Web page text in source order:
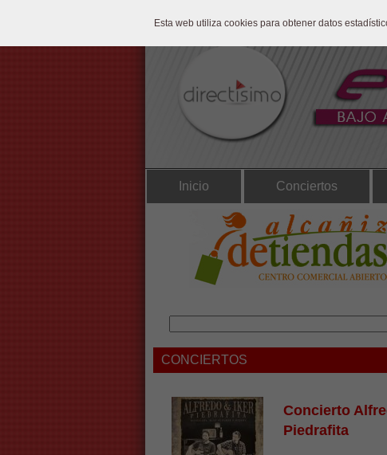
Esta web utiliza cookies para obtener datos
Inicio Conciertos
CONCIERTOS
Concierto
Piedrafita